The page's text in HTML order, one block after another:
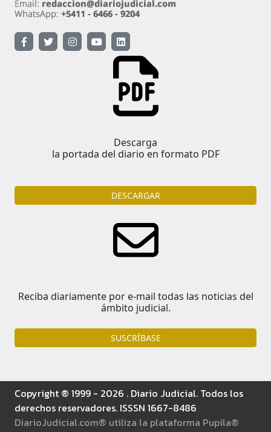
Descarga
la portada del diario en formato PDF
DESCARGAR
Reciba diariamente por e-mail todas las noticias del
ámbito judicial.
SUSCRÍBASE
Copyright ® 1999 - 2026 . Diario Judicial. Todos los
derechos reservadores. ISSSN 1667-8486
DiarioJudicial.com® utiliza la plataforma Pupila®